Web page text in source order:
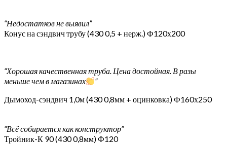
“Недостатков не выявил”
Конус на сэндвич трубу (430 0,5 + нерж.) Ф120х200
“Хорошая качественная труба. Цена достойная. В разы
меньше чем в магазинах
”
Дымоход-сэндвич 1,0м (430 0,8мм + оцинковка) Ф160х250
“Всё собирается как конструктор”
Тройник-К 90 (430 0,8мм) Ф120